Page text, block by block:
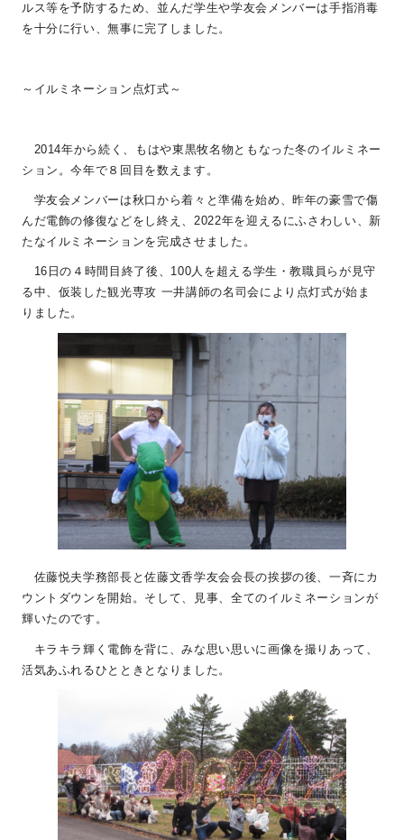
ルス等を予防するため、並んだ学生や学友会メンバーは手指消毒
を十分に行い、無事に完了しました。
～イルミネーション点灯式～
2014年から続く、もはや東黒牧名物ともなった冬のイルミネー
ション。今年で８回目を数えます。
学友会メンバーは秋口から着々と準備を始め、昨年の豪雪で傷
んだ電飾の修復などをし終え、2022年を迎えるにふさわしい、新
たなイルミネーションを完成させました。
16日の４時間目終了後、100人を超える学生・教職員らが見守
る中、仮装した観光専攻 一井講師の名司会により点灯式が始ま
りました。
佐藤悦夫学務部長と佐藤文香学友会会長の挨拶の後、一斉にカ
ウントダウンを開始。そして、見事、全てのイルミネーションが
輝いたのです。
キラキラ輝く電飾を背に、みな思い思いに画像を撮りあって、
活気あふれるひとときとなりました。